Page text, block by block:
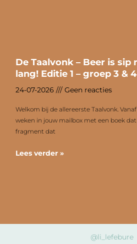
De Taalvonk – Beer is
lang! Editie 1 – groep 3 & 4
24-07-2026 Geen reacties
Welkom bij de allereerste Taalvonk.
weken in jouw mailbox met een boek dat
fragment dat
Lees verder »
@li_lefebure